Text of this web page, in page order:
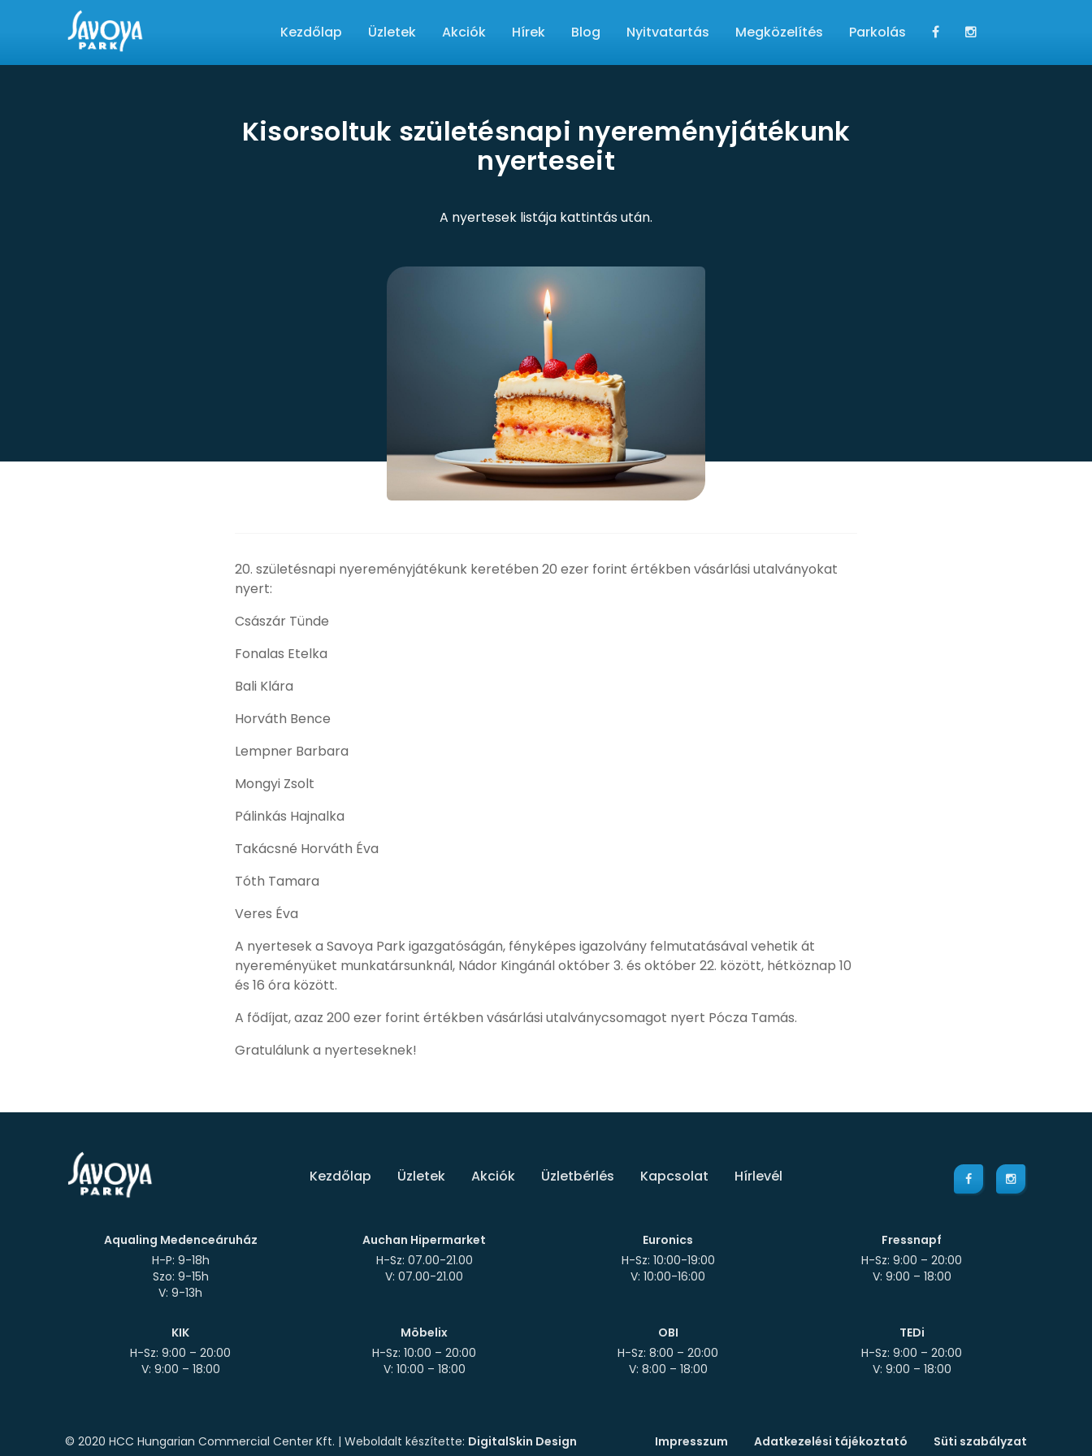
Kezdőlap Üzletek Akciók Hírek Blog Nyitvatartás Megközelítés Parkolás
Kisorsoltuk születésnapi nyereményjátékunk
nyerteseit
A nyertesek listája kattintás után.
20. születésnapi nyereményjátékunk keretében 20 ezer forint értékben vásárlási utalványokat
nyert:
Császár Tünde
Fonalas Etelka
Bali Klára
Horváth Bence
Lempner Barbara
Mongyi Zsolt
Pálinkás Hajnalka
Takácsné Horváth Éva
Tóth Tamara
Veres Éva
A nyertesek a Savoya Park igazgatóságán, fényképes igazolvány felmutatásával vehetik át
nyereményüket munkatársunknál, Nádor Kingánál október 3. és október 22. között, hétköznap 10
és 16 óra között.
A fődíjat, azaz 200 ezer forint értékben vásárlási utalványcsomagot nyert Pócza Tamás.
Gratulálunk a nyerteseknek!
Kezdőlap Üzletek Akciók Üzletbérlés Kapcsolat Hírlevél
Aqualing Medenceáruház
H-P: 9-18h
Szo: 9-15h
Auchan Hipermarket
H-Sz: 07.00-21.00
Euronics
H-Sz: 10:00-19:00
Fressnapf
H-Sz: 9:00 – 20:00
KIK
H-Sz: 9:00 – 20:00
Möbelix
H-Sz: 10:00 – 20:00
OBI
H-Sz: 8:00 – 20:00
TEDi
H-Sz: 9:00 – 20:00
© 2020 HCC Hungarian Commercial Center Kft. | Weboldalt készítette: DigitalSkin Design Impresszum Adatkezelési tájékoztató Süti szabályzat